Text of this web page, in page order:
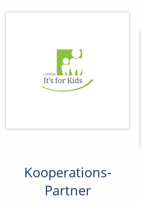
Kooperations-
Partner